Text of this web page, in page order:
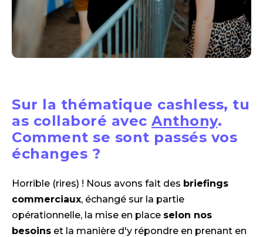
Sur la thématique cashless, tu
as collaboré avec Anthony.
Comment se sont passés vos
échanges ?
Horrible (rires) ! Nous avons fait des briefings
commerciaux, échangé sur la partie
opérationnelle, la mise en place selon nos
besoins et la manière d'y répondre en prenant en